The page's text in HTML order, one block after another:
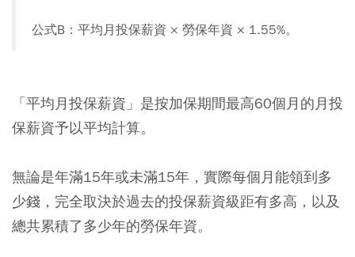
公式B：平均月投保薪資 × 勞保年資 × 1.55%。
「平均月投保薪資」是按加保期間最高60個月的月投
保薪資予以平均計算。
無論是年滿15年或未滿15年，實際每個月能領到多
少錢，完全取決於過去的投保薪資級距有多高，以及
總共累積了多少年的勞保年資。